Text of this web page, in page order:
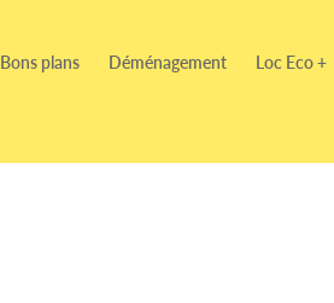
Bons plans Déménagement Loc Eco +